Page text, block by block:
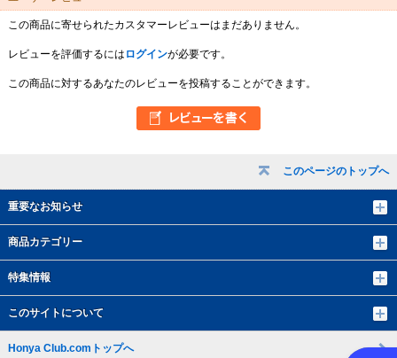
このページのトップへ
重要なお知らせ
商品カテゴリー
特集情報
このサイトについて
この商品に寄せられたカスタマーレビューはまだありません。
レビューを評価するには ログインが必要です。
この商品に対するあなたのレビューを投稿することができます。
Honya Club.comトップへ